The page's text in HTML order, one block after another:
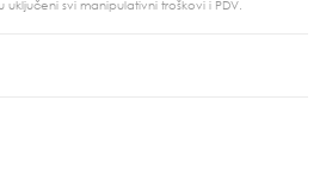
uključeni svi manipulativni troškovi i PDV.